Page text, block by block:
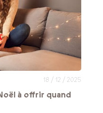
18 / 12 / 2025
à offrir quand